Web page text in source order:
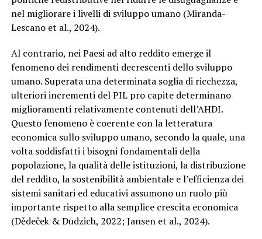
nel migliorare i livelli di sviluppo umano (Miranda-
Lescano et al., 2024).
Al contrario, nei Paesi ad alto reddito emerge il
fenomeno dei rendimenti decrescenti dello sviluppo
umano. Superata una determinata soglia di ricchezza,
ulteriori incrementi del PIL pro capite determinano
miglioramenti relativamente contenuti dell’AHDI.
Questo fenomeno è coerente con la letteratura
economica sullo sviluppo umano, secondo la quale, una
volta soddisfatti i bisogni fondamentali della
popolazione, la qualità delle istituzioni, la distribuzione
del reddito, la sostenibilità ambientale e l’efficienza dei
sistemi sanitari ed educativi assumono un ruolo più
importante rispetto alla semplice crescita economica
(Dědeček & Dudzich, 2022; Jansen et al., 2024).